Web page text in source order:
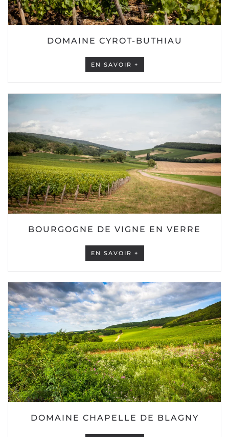
DOMAINE CYROT-BUTHIAU
EN SAVOIR +
BOURGOGNE DE VIGNE EN VERRE
EN SAVOIR +
DOMAINE CHAPELLE DE BLAGNY